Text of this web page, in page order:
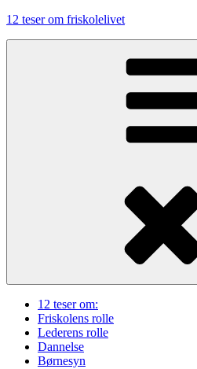
Videre
12 teser om friskolelivet
12 teser om:
Friskolens rolle
Lederens rolle
Dannelse
Børnesyn